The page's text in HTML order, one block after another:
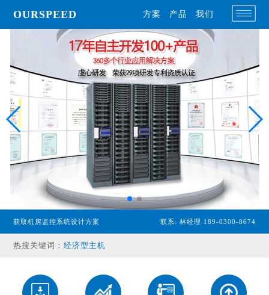
OURSPEED 方案 产品 我们
获取机房监控系统设计方案 联系: 林经理 189-0300-8674
热搜关键词：经济型主机
温湿度传感器
配电监控设备